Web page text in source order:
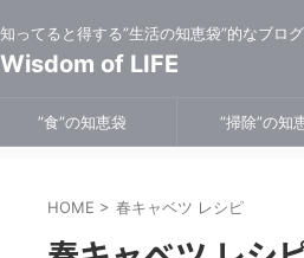
知ってると得する”生活の知恵袋”的なブログ
Wisdom of LIFE
”食”の知恵袋 ”掃除”の知
HOME > 春キャベツ レシピ